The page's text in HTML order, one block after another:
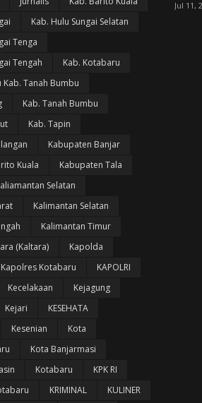
Kab. Hulu Sungai Selatan
Tenga
Tengah
Kab. Kotabaru
Kab. Tanah Bumbu
Kab. Tanah Bumbu
Kab. Tapin
Kabupaten Banjar
Kuala
Kabupaten Tala
Selatan
Kalimantan Selatan
Kalimantan Timur
(Kaltara)
Kapolda
Kapolres Kotabaru
KAPOLRI
Kecelakaan
Kejagung
Kejari
KESEHATA
Kesenian
Kota
Kota Banjarmasi
Kotabaru
KPK RI
KRIMINAL
KULINER
Jul 11,